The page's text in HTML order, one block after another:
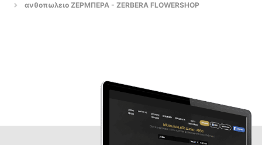
ανθοπωλειο ΖΕΡΜΠΕΡΑ - ZERBERA FLOWERSHOP